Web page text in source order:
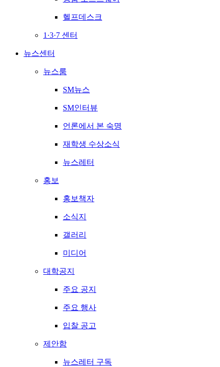
헬프데스크
1·3·7 센터
뉴스센터
뉴스룸
SM뉴스
SM인터뷰
언론에서 본 숙명
재학생 수상소식
뉴스레터
홍보
홍보책자
소식지
갤러리
미디어
대학공지
주요 공지
주요 행사
입찰 공고
제안함
뉴스레터 구독